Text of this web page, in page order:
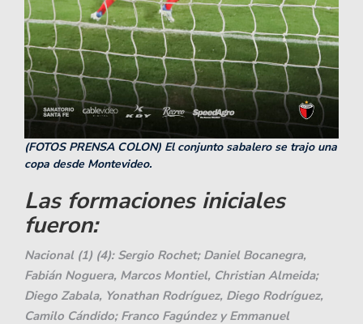
(FOTOS PRENSA COLON) El conjunto sabalero se trajo una
copa desde Montevideo.
Las formaciones iniciales
fueron:
Nacional (1) (4): Sergio Rochet; Daniel Bocanegra,
Fabián Noguera, Marcos Montiel, Christian Almeida;
Diego Zabala, Yonathan Rodríguez, Diego Rodríguez,
Camilo Cándido; Franco Fagúndez y Emmanuel